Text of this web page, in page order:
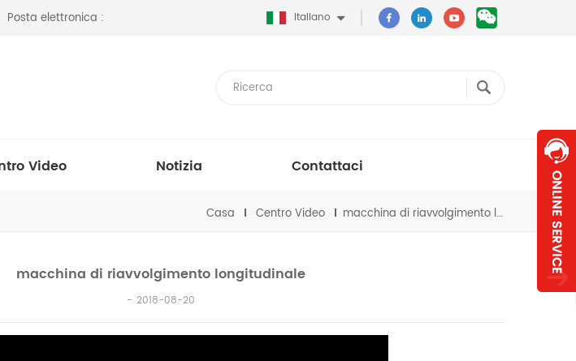
Posta elettronica : Italiano
Video Notizia Contattaci
Casa Centro Video macchina di riavvolgimento longitudinale
macchina di riavvolgimento longitudinale
2018-08-20